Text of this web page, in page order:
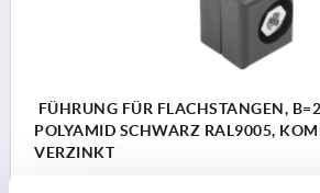
FÜHRUNG FÜR FLACHSTANGEN,
POLYAMID SCHWARZ RAL9005,
VERZINKT